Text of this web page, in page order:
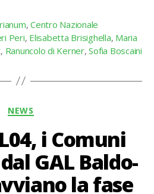
,Centro Nazionale
Peri, Elisabetta Brisighella, Maria
, Ranuncolo di Kerner,Sofia Boscaini
Categorie
NEWS
i Comuni
GAL Baldo-
la fase